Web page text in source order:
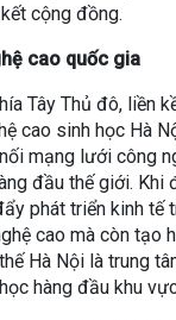
cộng đồng.
cao quốc gia
Tây Thủ đô, liền
cao sinh học Hà
mạng lưới công
đầu thế giới. Khi
phát triển kinh tế
cao mà còn tạo
Hà Nội là trung
hàng đầu khu